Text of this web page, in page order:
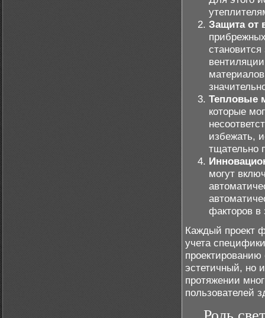
Защита от
Тепловые
которые
избежать,
тщательно
могут
факторов в
Каждый проект
учета
эстетичный, но
протяжении
пользователей